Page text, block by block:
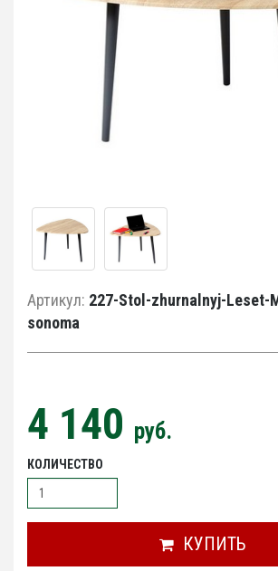
Артикул: 227-Stol-zhurnalnyj-Leset-
sonoma
4 140 руб.
КОЛИЧЕСТВО
КУПИТЬ